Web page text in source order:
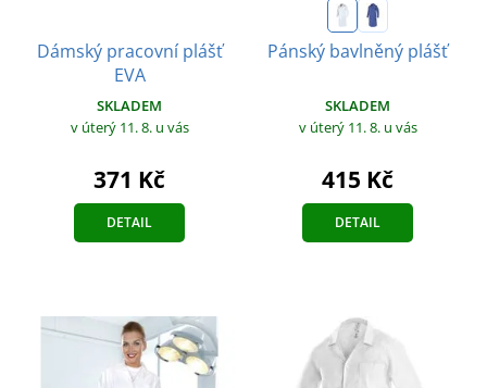
Dámský pracovní plášť
EVA
SKLADEM
v úterý 11. 8. u vás
371 Kč
DETAIL
Pánský bavlněný plášť
SKLADEM
v úterý 11. 8. u vás
415 Kč
DETAIL